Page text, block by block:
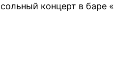
сольный концерт в баре